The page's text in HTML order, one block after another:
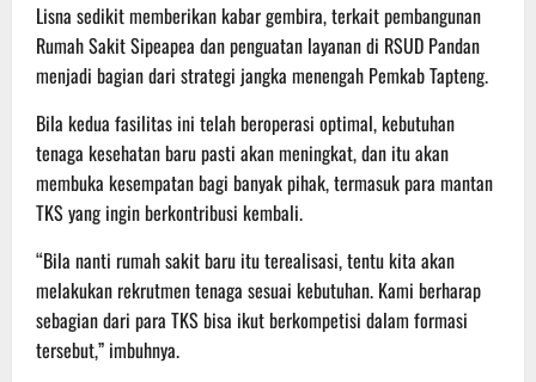
Lisna sedikit memberikan kabar gembira, terkait pembangunan
Rumah Sakit Sipeapea dan penguatan layanan di RSUD Pandan
menjadi bagian dari strategi jangka menengah Pemkab Tapteng.
Bila kedua fasilitas ini telah beroperasi optimal, kebutuhan
tenaga kesehatan baru pasti akan meningkat, dan itu akan
membuka kesempatan bagi banyak pihak, termasuk para mantan
TKS yang ingin berkontribusi kembali.
“Bila nanti rumah sakit baru itu terealisasi, tentu kita akan
melakukan rekrutmen tenaga sesuai kebutuhan. Kami berharap
sebagian dari para TKS bisa ikut berkompetisi dalam formasi
tersebut,” imbuhnya.